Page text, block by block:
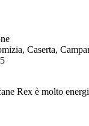
Caserta,
Rex è molto